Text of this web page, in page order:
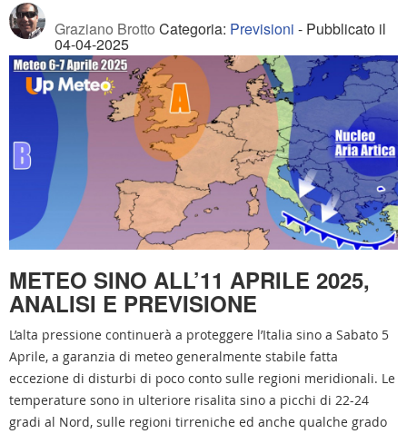
Graziano Brotto Categoria: Previsioni - Pubblicato il
04-04-2025
METEO SINO ALL’11 APRILE 2025,
ANALISI E PREVISIONE
L’alta pressione continuerà a proteggere l’Italia sino a Sabato 5
Aprile, a garanzia di meteo generalmente stabile fatta
eccezione di disturbi di poco conto sulle regioni meridionali. Le
temperature sono in ulteriore risalita sino a picchi di 22-24
gradi al Nord, sulle regioni tirreniche ed anche qualche grado